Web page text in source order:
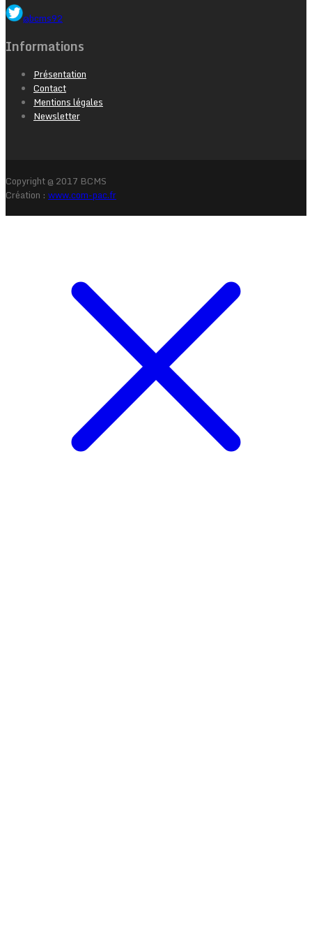
@bcms92
Informations
Présentation
Contact
Mentions légales
Newsletter
Copyright @ 2017 BCMS
Création : www.com-pac.fr